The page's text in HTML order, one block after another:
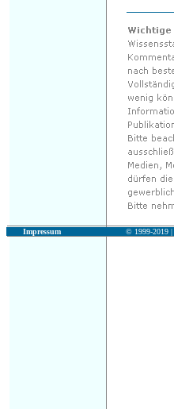
Impressum © 1999-2019 |